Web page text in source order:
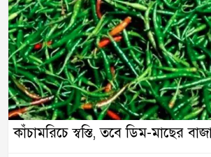
কাঁচামরিচে স্বস্তি, তবে ডিম-মাছের